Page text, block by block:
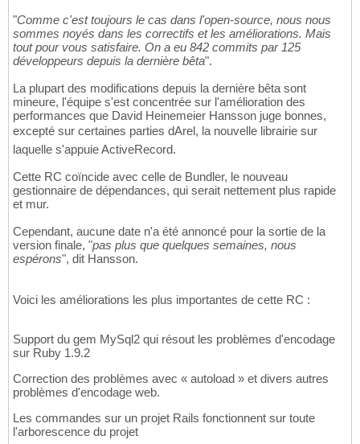
"Comme c'est toujours le cas dans l'open-source, nous nous
sommes noyés dans les correctifs et les améliorations. Mais
tout pour vous satisfaire. On a eu 842 commits par 125
développeurs depuis la dernière bêta".
La plupart des modifications depuis la dernière bêta sont
mineure, l'équipe s'est concentrée sur l'amélioration des
performances que David Heinemeier Hansson juge bonnes,
excepté sur certaines parties dArel, la nouvelle librairie sur
laquelle s'appuie ActiveRecord.
Cette RC coïncide avec celle de Bundler, le nouveau
gestionnaire de dépendances, qui serait nettement plus rapide
et mur.
Cependant, aucune date n'a été annoncé pour la sortie de la
version finale, "pas plus que quelques semaines, nous
espérons", dit Hansson.
Voici les améliorations les plus importantes de cette RC :
Support du gem MySql2 qui résout les problèmes d'encodage
sur Ruby 1.9.2
Correction des problèmes avec « autoload » et divers autres
problèmes d'encodage web.
Les commandes sur un projet Rails fonctionnent sur toute
l'arborescence du projet